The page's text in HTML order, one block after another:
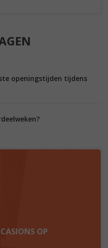
openingstijden tijdens
OP